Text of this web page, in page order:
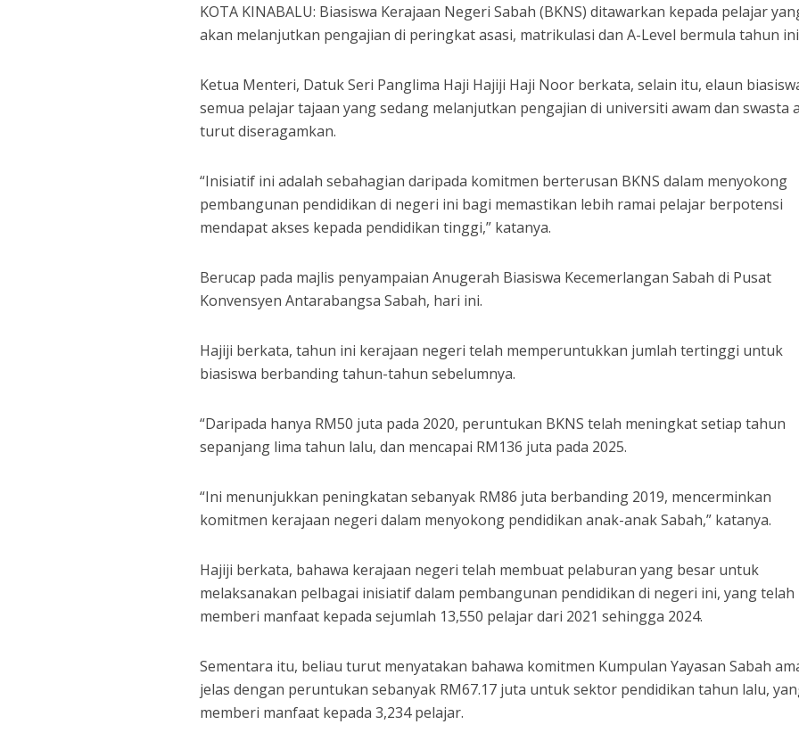
KOTA KINABALU: Biasiswa Kerajaan Negeri Sabah (BKNS) ditawarkan kepada pelajar
akan melanjutkan pengajian di peringkat asasi, matrikulasi dan A-Level bermula tahun
Ketua Menteri, Datuk Seri Panglima Haji Hajiji Haji Noor berkata, selain itu, elaun
semua pelajar tajaan yang sedang melanjutkan pengajian di universiti awam dan swasta
turut diseragamkan.
“Inisiatif ini adalah sebahagian daripada komitmen berterusan BKNS dalam menyokong
pembangunan pendidikan di negeri ini bagi memastikan lebih ramai pelajar berpotensi
mendapat akses kepada pendidikan tinggi,” katanya.
Berucap pada majlis penyampaian Anugerah Biasiswa Kecemerlangan Sabah di Pusat
Konvensyen Antarabangsa Sabah, hari ini.
Hajiji berkata, tahun ini kerajaan negeri telah memperuntukkan jumlah tertinggi untuk
biasiswa berbanding tahun-tahun sebelumnya.
“Daripada hanya RM50 juta pada 2020, peruntukan BKNS telah meningkat setiap tahun
sepanjang lima tahun lalu, dan mencapai RM136 juta pada 2025.
“Ini menunjukkan peningkatan sebanyak RM86 juta berbanding 2019, mencerminkan
komitmen kerajaan negeri dalam menyokong pendidikan anak-anak Sabah,” katanya.
Hajiji berkata, bahawa kerajaan negeri telah membuat pelaburan yang besar untuk
melaksanakan pelbagai inisiatif dalam pembangunan pendidikan di negeri ini, yang telah
memberi manfaat kepada sejumlah 13,550 pelajar dari 2021 sehingga 2024.
Sementara itu, beliau turut menyatakan bahawa komitmen Kumpulan Yayasan Sabah
jelas dengan peruntukan sebanyak RM67.17 juta untuk sektor pendidikan tahun lalu,
memberi manfaat kepada 3,234 pelajar.